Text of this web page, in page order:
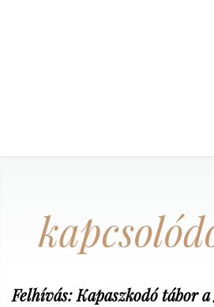
Felhívás: Kapaszkodó tábor